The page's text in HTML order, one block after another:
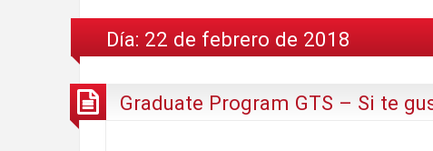
Día: 22 de febrero de 2018
Graduate Program GTS – Si te